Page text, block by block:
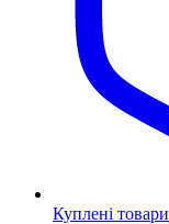
Куплені товари